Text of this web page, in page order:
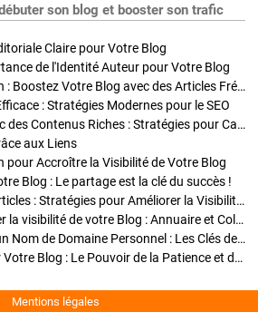
son blog et booster son trafic
Claire pour Votre Blog
de l'Identité Auteur pour Votre Blog
Stratégies de Publication : Boostez Votre Blog avec des Articles Fréquents et Exclusifs
: Stratégies Modernes pour le SEO
Enrichir Vos Articles avec des Contenus Riches : Stratégies pour Captiver et Optimiser
aux Liens
pour Accroître la Visibilité de Votre Blog
Blog : Le partage est la clé du succès !
Optimisation SEO des Articles : Stratégies pour Améliorer la Visibilité de Votre Blog
Stratégies pour améliorer la visibilité de votre Blog : Annuaire et Collaborations
Pourquoi Investir dans un Nom de Domaine Personnel : Les Clés de la Réussite de Votre Blog
Comment Faire Émerger Votre Blog : Le Pouvoir de la Patience et de la Persévérance
Mentions légales